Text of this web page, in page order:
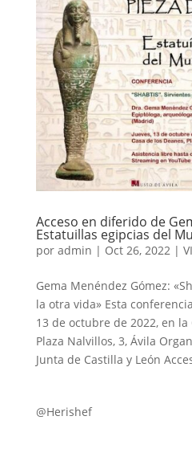
Acceso en diferido de
Estatuillas egipcias del
por admin | Oct 26, 2022|
Gema Menéndez Gómez:
la otra vida» Esta
13 de octubre de 2022, en la
Plaza Nalvillos, 3, Ávila
Junta de Castilla y León
@Herishef